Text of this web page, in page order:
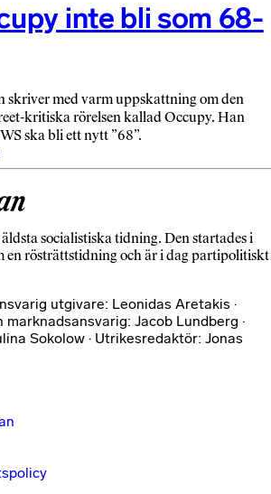
inte bli som 68-
skriver med varm uppskattning om den
kritiska rörelsen kallad Occupy. Han
ska bli ett nytt ”68”.
socialistiska tidning. Den startades i
en rösträttstidning och är i dag partipolitiskt
utgivare: Leonidas Aretakis ·
Jacob Lundberg ·
Sokolow · Utrikesredaktör: Jonas